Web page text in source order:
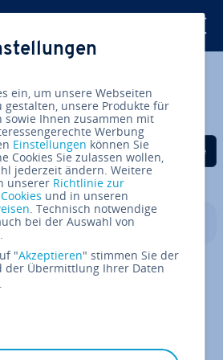
Erklärung und
Auf Facebook teilen
Auf Twitter teilen
Auf LinkedIn
Über­set­zungs­ebe­ne zwischen
und den darauf laufenden Ap­pli­
den Austausch und die Ver­
Be­triebs­sys­tem und
kom­pa­ti­bel sind.
ein, um unsere Webseiten
gestalten, unsere Produkte für
sowie Ihnen zusammen mit
Werbung
Einstellungen können Sie
Cookies Sie zulassen wollen,
jederzeit ändern. Weitere
unserer Richtlinie zur
und in unseren
. Technisch notwendige
bei der Auswahl von
"Akzeptieren" stimmen Sie der
der Übermittlung Ihrer Daten